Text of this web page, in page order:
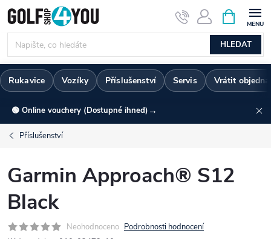
Přejít
na
obsah
HLEDAT
NÁKUPNÍ
KOŠÍK
Rukavice Vozíky Příslušenství Servis Vrátit
🟢 Online vouchery (Dostupné ihned) →
Příslušenství
Garmin Approach® S12
Black
Neohodnoceno Podrobnosti hodnocení